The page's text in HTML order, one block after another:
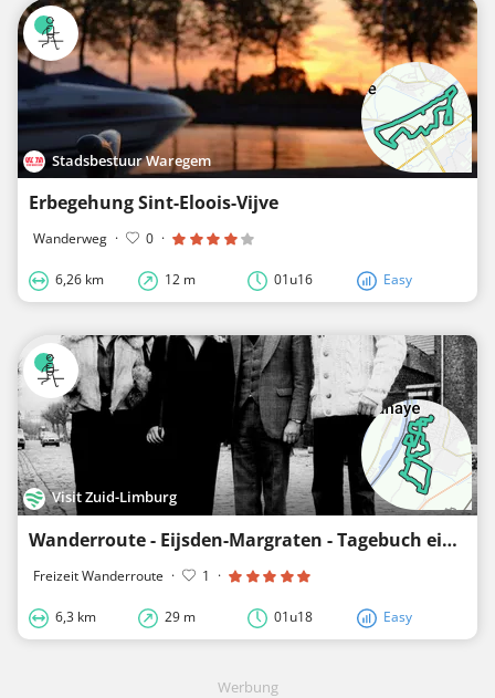
Stadsbestuur Waregem
Erbegehung Sint-Eloois-Vijve
Wanderweg · 0 ·
6,26 km 12 m 01u16 Easy
Visit Zuid-Limburg
Wanderroute - Eijsden-Margraten - Tagebuch eines Schäferhundes
Freizeit Wanderroute · 1 ·
6,3 km 29 m 01u18 Easy
Werbung